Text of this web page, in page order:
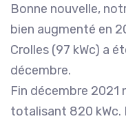
Bonne nouvelle,
bien augmenté en
Crolles (97 kWc) a
décembre.
Fin décembre
totalisant 820 kWc.